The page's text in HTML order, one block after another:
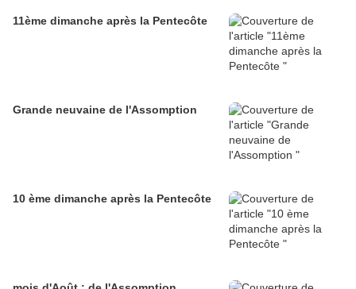
11ème dimanche après la Pentecôte
Grande neuvaine de l'Assomption
10 ème dimanche après la Pentecôte